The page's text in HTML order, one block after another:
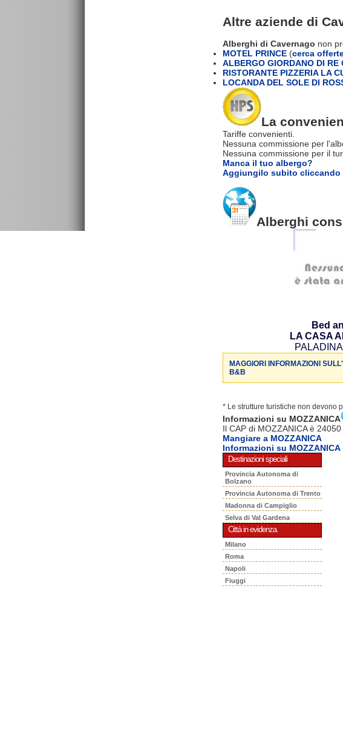
Altre aziende di
Alberghi di Cavernago non
MOTEL PRINCE (cerca
ALBERGO GIORDANO DI RE
RISTORANTE PIZZERIA LA
LOCANDA DEL SOLE DI
La
Tariffe convenienti.
Nessuna commissione per
Nessuna commissione per il
Manca il tuo albergo?
Aggiungilo subito cliccando
Alberghi
Bed
LA CASA
MAGGIORI INFORMAZIONI
B&B
* Le strutture turistiche non devono
Informazioni su MOZZANICA
Il CAP di MOZZANICA è
Mangiare a MOZZANICA
Informazioni su MOZZANICA
Destinazioni speciali
Provincia Autonoma di
Bolzano
Provincia Autonoma di Trento
Madonna di Campiglio
Selva di Val Gardena
Città in evidenza.
Milano
Roma
Napoli
Fiuggi